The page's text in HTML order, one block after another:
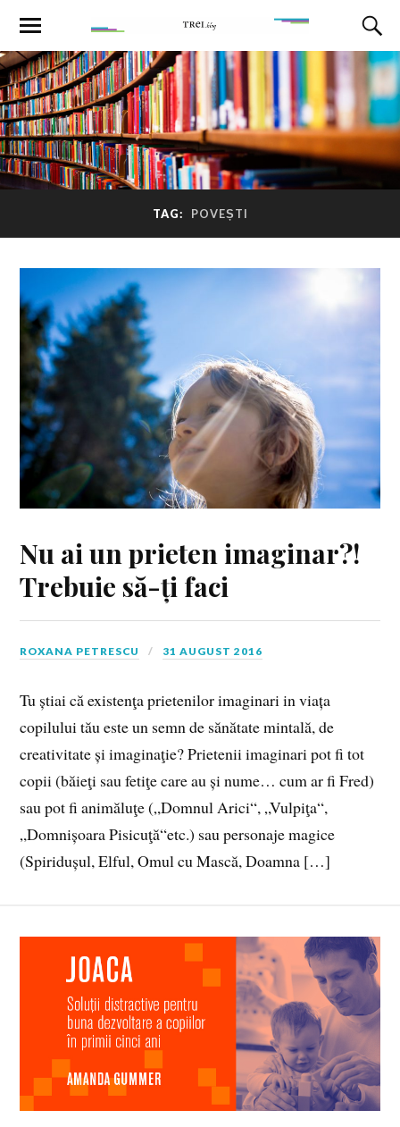
TAG: POVEȘTI
Nu ai un prieten imaginar?!
Trebuie să-ți faci
ROXANA PETRESCU 31 AUGUST 2016
Tu știai că existenţa prietenilor imaginari in viața
copilului tău este un semn de sănătate mintală, de
creativitate și imaginaţie? Prietenii imaginari pot fi tot
copii (băieţi sau fetiţe care au și nume… cum ar fi Fred)
sau pot fi animăluţe („Domnul Arici“, „Vulpiţa“,
„Domnișoara Pisicuţă“etc.) sau personaje magice
(Spiridușul, Elful, Omul cu Mască, Doamna […]